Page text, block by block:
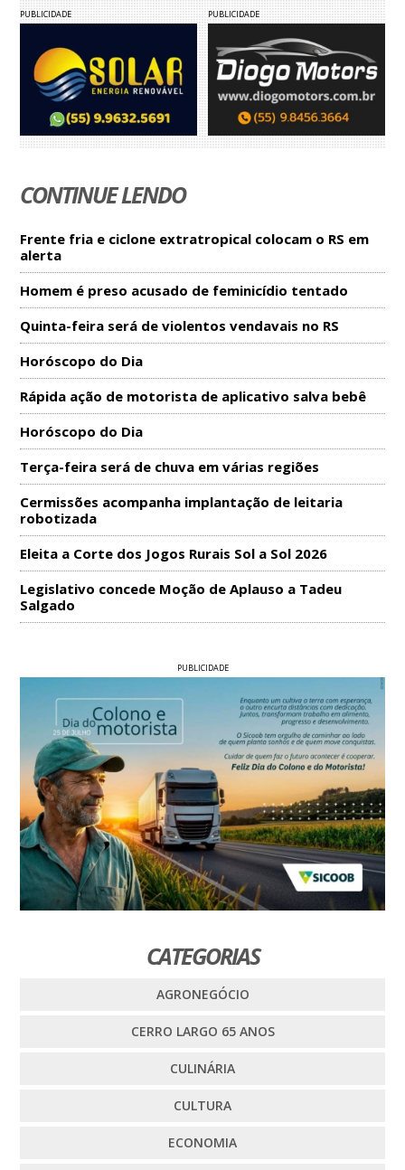
PUBLICIDADE PUBLICIDADE
CONTINUE LENDO
Frente fria e ciclone extratropical colocam o RS em
alerta
Homem é preso acusado de feminicídio tentado
Quinta-feira será de violentos vendavais no RS
Horóscopo do Dia
Rápida ação de motorista de aplicativo salva bebê
Horóscopo do Dia
Terça-feira será de chuva em várias regiões
Cermissões acompanha implantação de leitaria
robotizada
Eleita a Corte dos Jogos Rurais Sol a Sol 2026
Legislativo concede Moção de Aplauso a Tadeu
Salgado
PUBLICIDADE
CATEGORIAS
AGRONEGÓCIO
CERRO LARGO 65 ANOS
CULINÁRIA
CULTURA
ECONOMIA